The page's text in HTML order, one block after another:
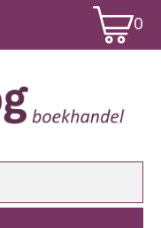
0